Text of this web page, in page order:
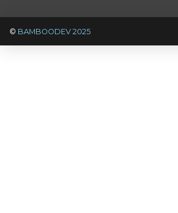
© BAMBOODEV 2025